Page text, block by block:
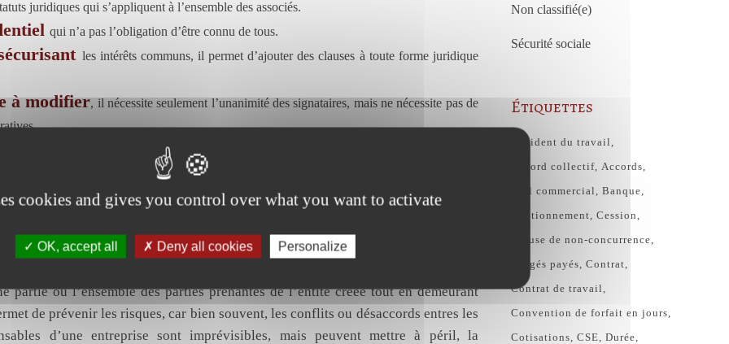
juridiques qui s’appliquent à l’ensemble des associés.
qui n’a pas l’obligation d’être connu de tous.
les intérêts communs, il permet d’ajouter des clauses à toute forme juridique
à modifier, il nécessite seulement l’unanimité des signataires, mais ne nécessite pas de
cas est-il indispensable?
à plusieurs actionnaires
d’une entreprise, et même si le statut juridique de celle-ci comme la SARL, SAS
de la société semble indispensable. Permettant d’assurer la pérennité de
partie ou l’ensemble des parties prenantes de l’entité créée tout en demeurant
de prévenir les risques, car bien souvent, les conflits ou désaccords entres les
d’une entreprise sont imprévisibles, mais peuvent mettre à péril, la
Non classifié(e)
Sécurité sociale
Étiquettes
Accident du travail
Accord collectif Accords
Bail commercial
Banque
Cautionnement Cession
Clause de non-concurrence
congés payés Contrat
Contrat de travail
Convention de forfait en jours
Cotisations CSE Durée
cookies and gives you control over what you want to activate
OK, accept all Deny all cookies Personalize